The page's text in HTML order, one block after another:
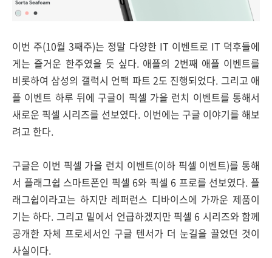
이번 주(10월 3째주)는 정말 다양한 IT 이벤트로 IT 덕후들에
게는 즐거운 한주였을 듯 싶다. 애플의 2번째 애플 이벤트를
비롯하여 삼성의 갤럭시 언팩 파트 2도 진행되었다. 그리고 애
플 이벤트 하루 뒤에 구글이 픽셀 가을 런치 이벤트를 통해서
새로운 픽셀 시리즈를 선보였다. 이번에는 구글 이야기를 해보
려고 한다.
구글은 이번 픽셀 가을 런치 이벤트(이하 픽셀 이벤트)를 통해
서 플래그쉽 스마트폰인 픽셀 6와 픽셀 6 프로를 선보였다. 플
래그쉽이라고는 하지만 레퍼런스 디바이스에 가까운 제품이
기는 하다. 그리고 밑에서 언급하겠지만 픽셀 6 시리즈와 함께
공개한 자체 프로세서인 구글 텐서가 더 눈길을 끌었던 것이
사실이다.